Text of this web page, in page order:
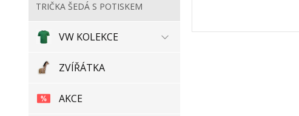
TRIČKA ŠEDÁ S POTISKEM
VW KOLEKCE
ZVÍŘÁTKA
AKCE